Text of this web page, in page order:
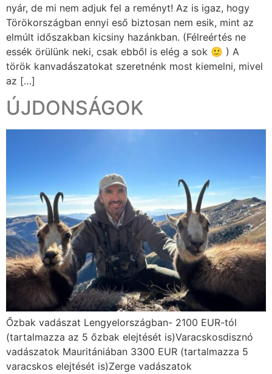
nyár, de mi nem adjuk fel a reményt! Az is igaz, hogy
Törökországban ennyi eső biztosan nem esik, mint az
elmúlt időszakban kicsiny hazánkban. (Félreértés ne
essék örülünk neki, csak ebből is elég a sok 🙂 ) A
török kanvadászatokat szeretnénk most kiemelni, mivel
az […]
ÚJDONSÁGOK
Őzbak vadászat Lengyelországban- 2100 EUR-tól
(tartalmazza az 5 őzbak elejtését is)Varacskosdisznó
vadászatok Mauritániában 3300 EUR (tartalmazza 5
varacskos elejtését is)Zerge vadászatok